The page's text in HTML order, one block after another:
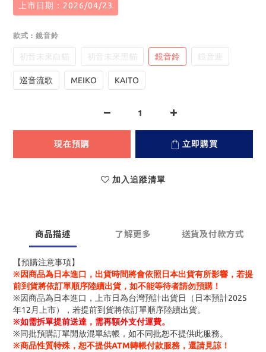
上市日期：2026/04/23
款式 : 鏡音鈴
初音未來白貓 初音未來黑貓 鏡音鈴 鏡音連
巡音流歌 MEIKO KAITO
現在預購 立即購買
加入追蹤清單
商品描述 了解更多 送貨及付款方式
【預購注意事項】
※因商品為日本進口，出貨時間將會依照日本出貨有所影響，若提
前到貨將依訂單順序陸續出貨，如不能等待者請勿預購！
※因商品為日本進口，上市日為台灣預計出貨日（日本預計2025
年12月上市），若提前到貨將依訂單順序陸續出貨。
※如需拆單提前送達，需再額外支付運費。
※同批預購訂單開放混單結帳，如不同批恕不提供此服務。
※商品性質特殊，恕不提供ATM轉帳付款服務，還請見諒！